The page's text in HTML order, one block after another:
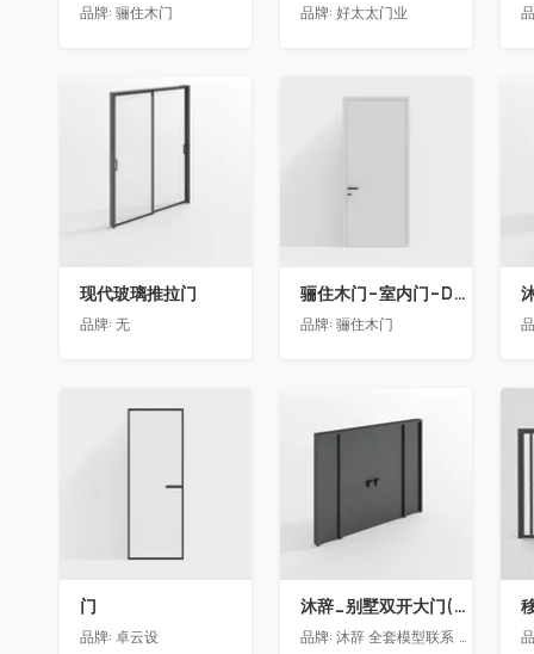
品牌: 骊住木门 品牌: 好太太门业
现代玻璃推拉门
品牌: 无
骊住木门-室内门-DAA静音门-YY漆白色-方形把手
品牌: 骊住木门
收藏
门
品牌: 卓云设
沐辞_别墅双开大门(大型)(漏光加厚度)
品牌: 沐辞 全套模型联系 Vx:Muci0003